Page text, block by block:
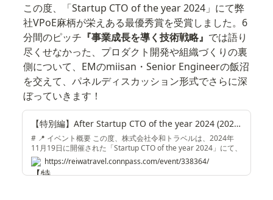
この度、「Startup CTO of the year 2024」にて弊
社VPoE麻柄が栄えある最優秀賞を受賞しました。6
分間のピッチ 『事業成長を導く技術戦略』 では語り
尽くせなかった、プロダクト開発や組織づくりの裏
側について、EMのmiisan・Senior Engineerの飯沼
を交えて、パネルディスカッション形式でさらに深
ぼっていきます！
【特別編】After Startup CTO of the year 2024 (2024/12/13 19:30〜)
# 📍 イベント概要 この度、株式会社令和トラベルは、2024年
11月19日に開催された「Startup CTO of the year 2024」にて、
ノミネートされた7名のファイナリストより、弊社VPoE 麻柄が
最優秀賞を受賞させていただきました🎉 今回のNEWT Tech Talk
は、最優秀賞受賞記念として特別バージョンで開催します！
https://reiwatravel.connpass.com/event/338364/